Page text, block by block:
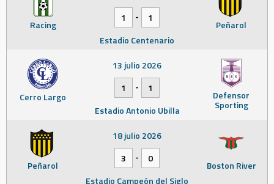
Racing Peñarol
1
-
1
Estadio Centenario
Cerro Largo Defensor
Sporting
13 julio 2026
1
-
1
Estadio Antonio Ubilla
Peñarol Boston River
18 julio 2026
3
-
0
Estadio Campeón del Siglo